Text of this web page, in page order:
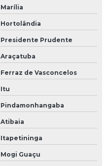
Marília
Hortolândia
Presidente Prudente
Araçatuba
Ferraz de Vasconcelos
Itu
Pindamonhangaba
Atibaia
Itapetininga
Mogi Guaçu